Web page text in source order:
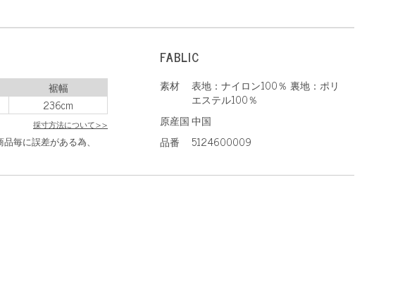
裾幅
236cm
毎に誤差がある為、
採寸方法について>>
FABLIC
素材
表地：ナイロン100％ 裏地：ポリ
エステル100％
原産国中国
品番
5124600009